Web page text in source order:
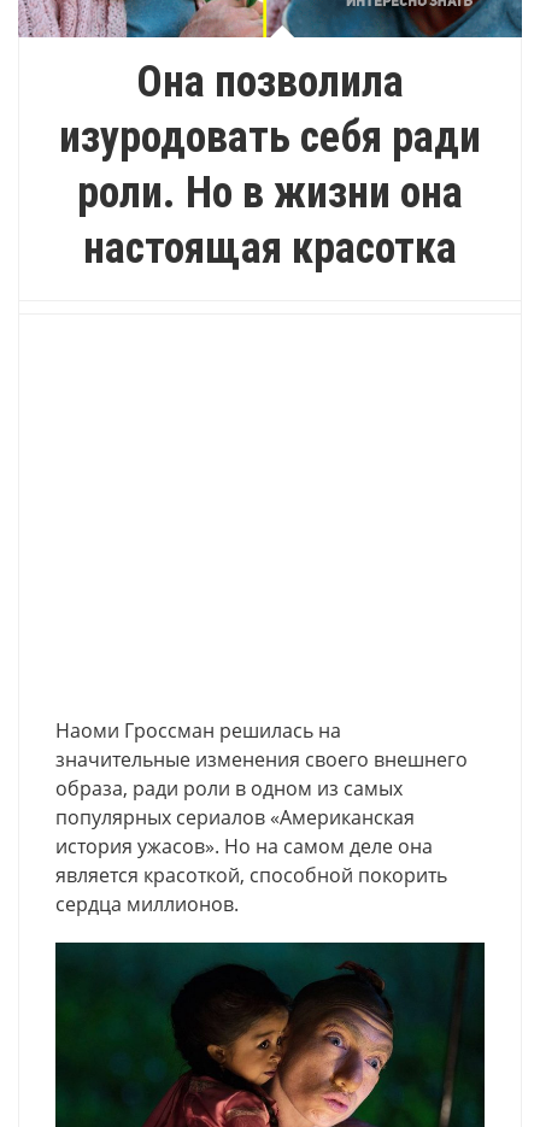
Она позволила
изуродовать себя ради
роли. Но в жизни она
настоящая красотка
Наоми Гроссман решилась на
значительные изменения своего внешнего
образа, ради роли в одном из самых
популярных сериалов «Американская
история ужасов». Но на самом деле она
является красоткой, способной покорить
сердца миллионов.